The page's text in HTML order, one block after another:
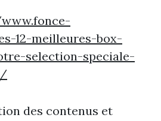
12-meilleures-box-
selection-speciale-
des contenus et